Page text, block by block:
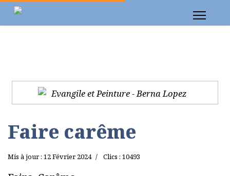
Faire carême
Mis à jour : 12 Février 2024 Clics : 10493